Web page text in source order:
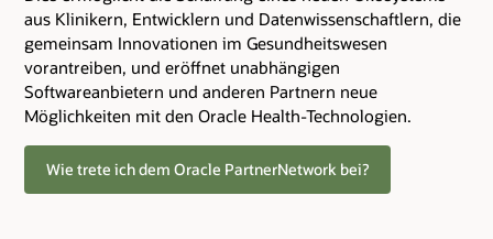
aus Klinikern, Entwicklern und Datenwissenschaftlern, die
gemeinsam Innovationen im Gesundheitswesen
vorantreiben, und eröffnet unabhängigen
Softwareanbietern und anderen Partnern neue
Möglichkeiten mit den Oracle Health-Technologien.
Wie trete ich dem Oracle PartnerNetwork bei?